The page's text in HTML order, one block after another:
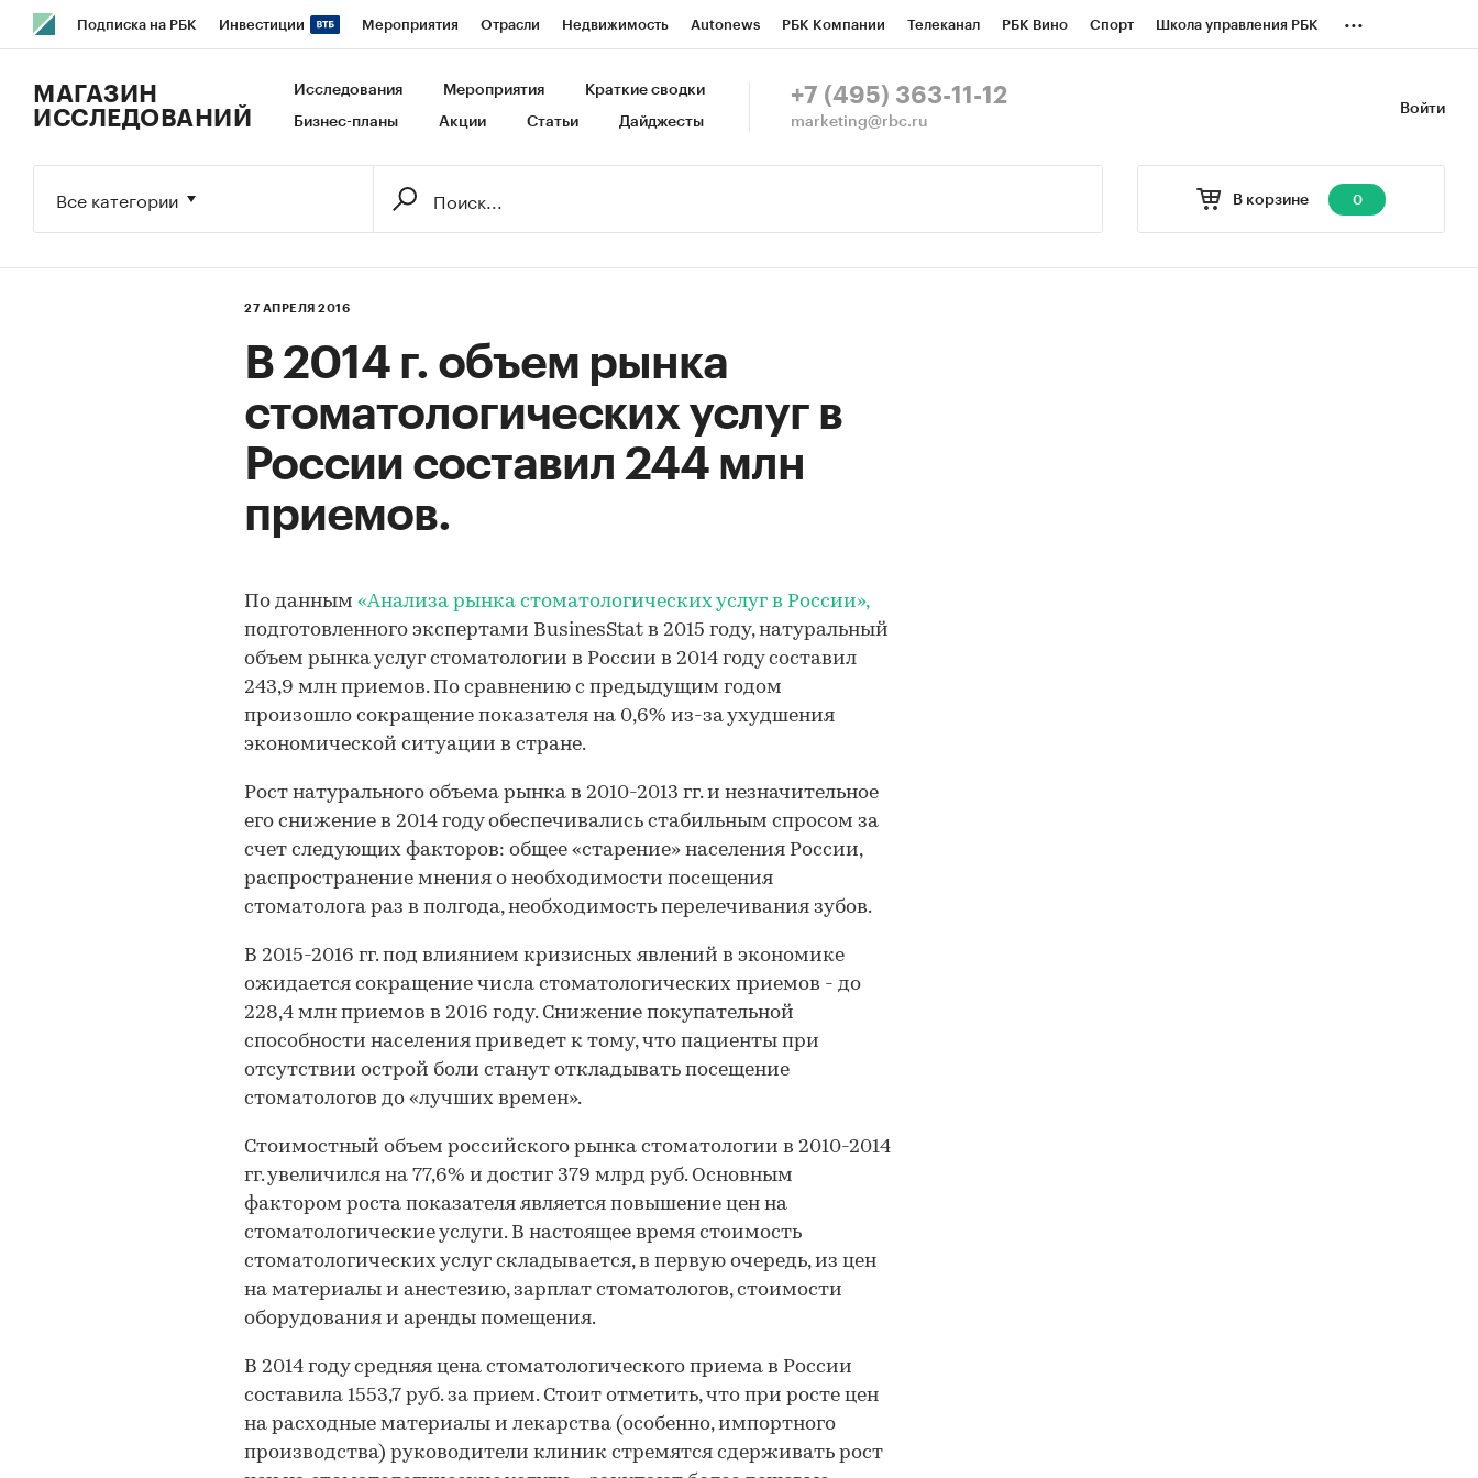
Подписка на РБК Инвестиции Мероприятия Отрасли Недвижимость Autonews РБК Компании Телеканал РБК Вино Спорт Школа управления РБК
Исследования Кредитные рейтинги Франшизы Газета Спецпроекты СПб Конференции СПб Спецпроекты
...
Войти
МАГАЗИН
ИССЛЕДОВАНИЙ
Исследования Мероприятия Краткие сводки
Бизнес-планы Акции Статьи Дайджесты
+7 (495) 363-11-12
marketing@rbc.ru
В корзине 0
Все категории
27 АПРЕЛЯ 2016
В 2014 г. объем рынка
стоматологических услуг в
России составил 244 млн
приемов.
По данным «Анализа рынка стоматологических услуг в России»,
подготовленного экспертами BusinesStat в 2015 году, натуральный
объем рынка услуг стоматологии в России в 2014 году составил
243,9 млн приемов. По сравнению с предыдущим годом
произошло сокращение показателя на 0,6% из-за ухудшения
экономической ситуации в стране.
Рост натурального объема рынка в 2010-2013 гг. и незначительное
его снижение в 2014 году обеспечивались стабильным спросом за
счет следующих факторов: общее «старение» населения России,
распространение мнения о необходимости посещения
стоматолога раз в полгода, необходимость перелечивания зубов.
В 2015-2016 гг. под влиянием кризисных явлений в экономике
ожидается сокращение числа стоматологических приемов - до
228,4 млн приемов в 2016 году. Снижение покупательной
способности населения приведет к тому, что пациенты при
отсутствии острой боли станут откладывать посещение
стоматологов до «лучших времен».
Стоимостный объем российского рынка стоматологии в 2010-2014
гг. увеличился на 77,6% и достиг 379 млрд руб. Основным
фактором роста показателя является повышение цен на
стоматологические услуги. В настоящее время стоимость
стоматологических услуг складывается, в первую очередь, из цен
на материалы и анестезию, зарплат стоматологов, стоимости
оборудования и аренды помещения.
В 2014 году средняя цена стоматологического приема в России
составила 1553,7 руб. за прием. Стоит отметить, что при росте цен
на расходные материалы и лекарства (особенно, импортного
производства) руководители клиник стремятся сдерживать рост